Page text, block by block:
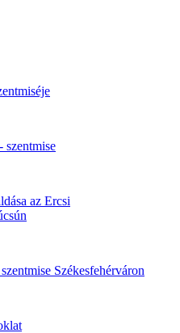
szentmise
az Ercsi
Székesfehérváron